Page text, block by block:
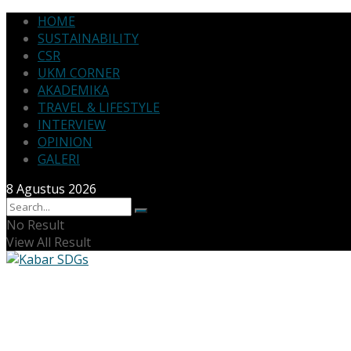
HOME
SUSTAINABILITY
CSR
UKM CORNER
AKADEMIKA
TRAVEL & LIFESTYLE
INTERVIEW
OPINION
GALERI
8 Agustus 2026
No Result
View All Result